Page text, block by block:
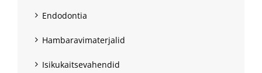
Endodontia
Hambaravimaterjalid
Isikukaitsevahendid